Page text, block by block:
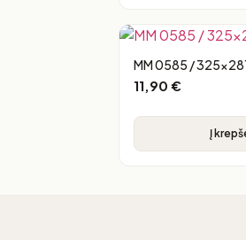
MM 0585 /
11,90 €
Į